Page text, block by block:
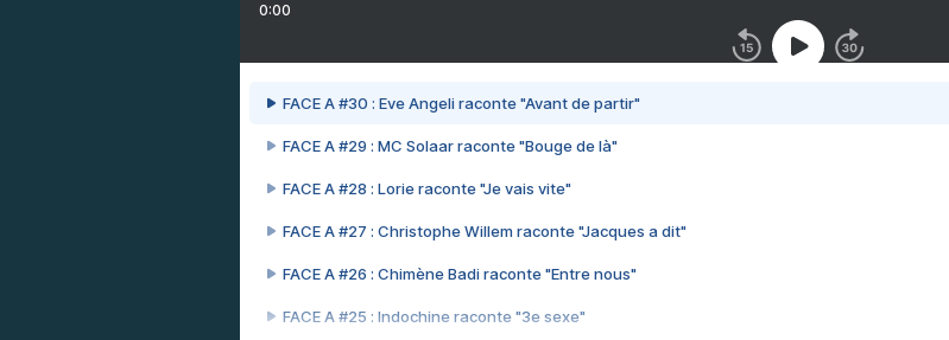
0:00
FACE A #30 : Eve Angeli raconte "Avant de partir"
FACE A #29 : MC Solaar raconte "Bouge de là"
FACE A #28 : Lorie raconte "Je vais vite"
FACE A #27 : Christophe Willem raconte "Jacques a dit"
FACE A #26 : Chimène Badi raconte "Entre nous"
FACE A #25 : Indochine raconte "3e sexe"